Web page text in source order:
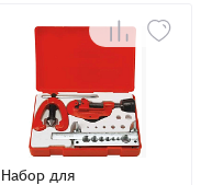
Набор для